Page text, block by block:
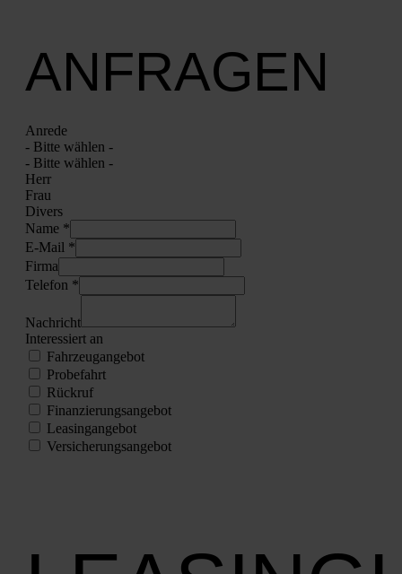
ANFRAGEN
Anre­de
- Bit­te wäh­len -
- Bit­te wäh­len -
Herr
Frau
Divers
Name *
E‑Mail *
Fir­ma
Tele­fon *
Nach­richt
Inter­es­siert an
Fahr­zeug­an­ge­bot
Pro­be­fahrt
Rück­ruf
Finan­zie­rungs­an­ge­bot
Lea­sing­an­ge­bot
Ver­si­che­rungs­an­ge­bot